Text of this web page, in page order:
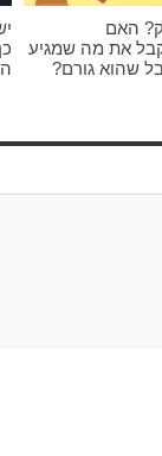
האם
את מה שמגיע
שהוא גורם?